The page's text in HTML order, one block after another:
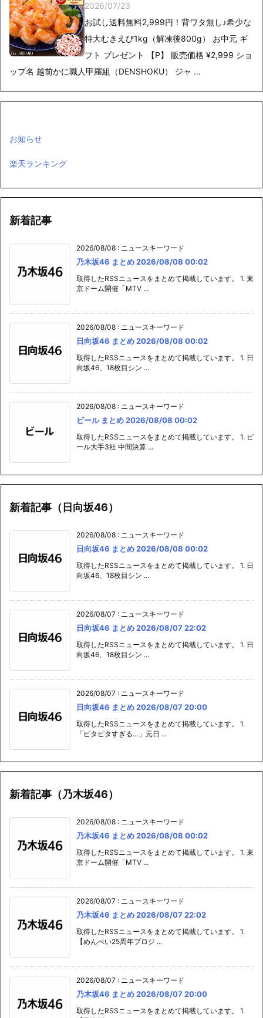
2026/07/23
お試し送料無料2,999円！背ワタ無し♪希少な
特大むきえび1kg（解凍後800g） お中元 ギ
フト プレゼント 【P】 販売価格 ¥2,999 ショ
ップ名 越前かに職人甲羅組（DENSHOKU） ジャ …
お知らせ
楽天ランキング
新着記事
2026/08/08 : ニュースキーワード
乃木坂46 まとめ 2026/08/08 00:02
取得したRSSニュースをまとめて掲載しています。 1. 東
京ドーム開催「MTV ...
2026/08/08 : ニュースキーワード
日向坂46 まとめ 2026/08/08 00:02
取得したRSSニュースをまとめて掲載しています。 1. 日
向坂46、18枚目シン ...
2026/08/08 : ニュースキーワード
ビール まとめ 2026/08/08 00:02
取得したRSSニュースをまとめて掲載しています。 1. ビ
ール大手3社 中間決算 ...
新着記事（日向坂46）
2026/08/08 : ニュースキーワード
日向坂46 まとめ 2026/08/08 00:02
取得したRSSニュースをまとめて掲載しています。 1. 日
向坂46、18枚目シン ...
2026/08/07 : ニュースキーワード
日向坂46 まとめ 2026/08/07 22:02
取得したRSSニュースをまとめて掲載しています。 1. 日
向坂46、18枚目シン ...
2026/08/07 : ニュースキーワード
日向坂46 まとめ 2026/08/07 20:00
取得したRSSニュースをまとめて掲載しています。 1.
「ピタピタすぎる…」元日 ...
新着記事（乃木坂46）
2026/08/08 : ニュースキーワード
乃木坂46 まとめ 2026/08/08 00:02
取得したRSSニュースをまとめて掲載しています。 1. 東
京ドーム開催「MTV ...
2026/08/07 : ニュースキーワード
乃木坂46 まとめ 2026/08/07 22:02
取得したRSSニュースをまとめて掲載しています。 1.
【めんべい25周年プロジ ...
2026/08/07 : ニュースキーワード
乃木坂46 まとめ 2026/08/07 20:00
取得したRSSニュースをまとめて掲載しています。 1.